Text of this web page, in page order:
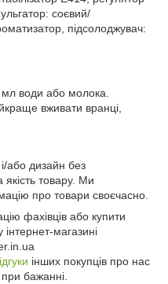
соєвий/
підсолоджувач:
мл води або молока.
вживати вранці,
або дизайн без
товару. Ми
про товари своєчасно.
фахівців або купити
магазині
інших покупців про нас
при бажанні.